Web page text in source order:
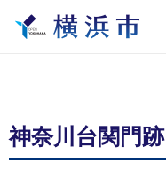
神奈川台関門